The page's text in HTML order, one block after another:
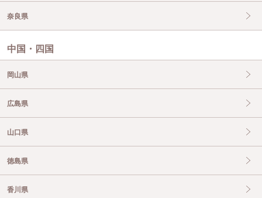
奈良県
中国・四国
岡山県
広島県
山口県
徳島県
香川県